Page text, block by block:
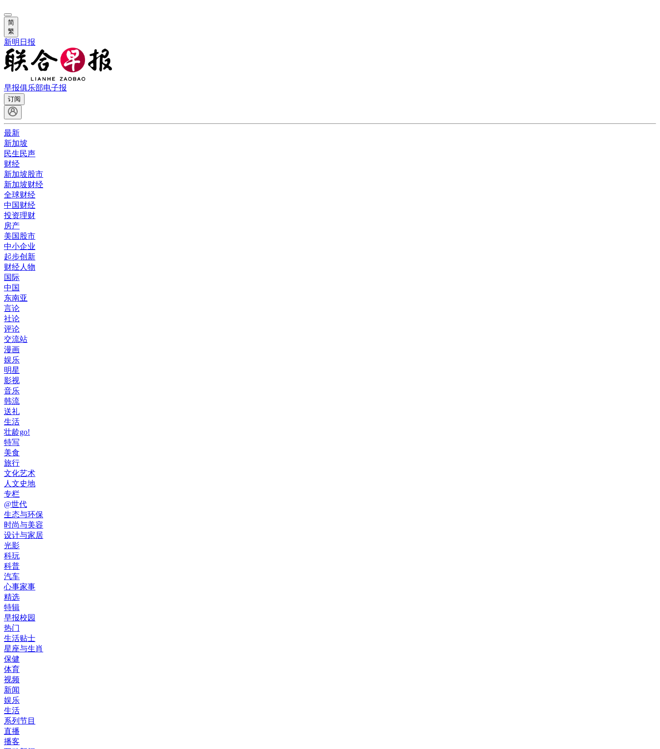
简
繁
新明日报
早报俱乐部电子报
订阅
最新
新加坡
民生民声
财经
新加坡股市
新加坡财经
全球财经
中国财经
投资理财
房产
美国股市
中小企业
起步创新
财经人物
国际
中国
东南亚
言论
社论
评论
交流站
漫画
娱乐
明星
影视
音乐
韩流
送礼
生活
壮龄go!
特写
美食
旅行
文化艺术
人文史地
专栏
@世代
生态与环保
时尚与美容
设计与家居
光影
科玩
科普
汽车
心事家事
精选
特辑
早报校园
热门
生活贴士
星座与生肖
保健
体育
视频
新闻
娱乐
生活
系列节目
直播
播客